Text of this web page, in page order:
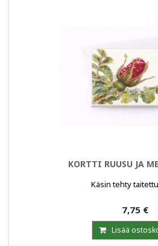
KORTTI RUUSU JA
Käsin tehty
7,75 €
Lisää